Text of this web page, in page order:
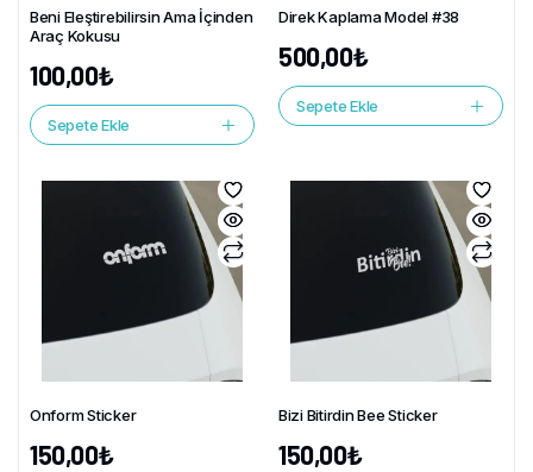
Beni Eleştirebilirsin Ama İçinden
Araç Kokusu
100,00₺
Sepete Ekle
Direk Kaplama Model #38
500,00₺
Sepete Ekle
Onform Sticker
150,00₺
Bizi Bitirdin Bee Sticker
150,00₺